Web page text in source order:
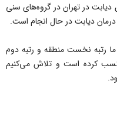
در تهران در گروه‌های سنی
دیابت در حال انجام است.
رتبه نخست منطقه و رتبه دوم
کسب کرده است و تلاش می‌کنیم